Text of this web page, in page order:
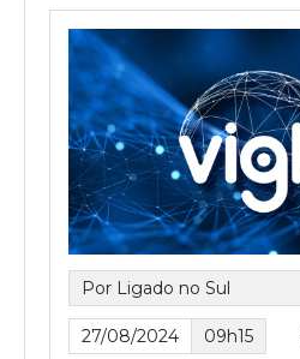
Por Ligado no Sul
27/08/2024 09h15